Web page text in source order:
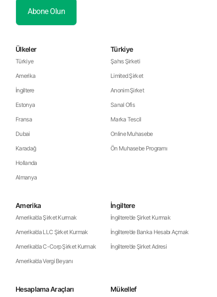
Ülkeler
Türkiye
Amerika
İngiltere
Estonya
Fransa
Dubai
Karadağ
Hollanda
Almanya
Türkiye
Şahıs Şirketi
Limited Şirket
Anonim Şirket
Sanal Ofis
Marka Tescil
Online Muhasebe
Ön Muhasebe Programı
Amerika
Amerika’da Şirket Kurmak
Amerika’da LLC Şirket Kurmak
Amerika’da C-Corp Şirket Kurmak
Amerika’da Vergi Beyanı
İngiltere
İngiltere’de Şirket Kurmak
İngiltere’de Banka Hesabı Açmak
İngiltere’de Şirket Adresi
Hesaplama Araçları Mükellef